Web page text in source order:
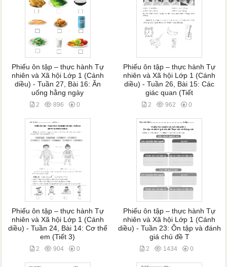
Phiếu ôn tập – thực hành Tự
nhiên và Xã hội Lớp 1 (Cánh
diều) - Tuần 27, Bài 16: Ăn
uống hằng ngày
2 896 0
Phiếu ôn tập – thực hành Tự
nhiên và Xã hội Lớp 1 (Cánh
diều) - Tuần 26, Bài 15: Các
giác quan (Tiết
2 962 0
Phiếu ôn tập – thực hành Tự
nhiên và Xã hội Lớp 1 (Cánh
diều) - Tuần 24, Bài 14: Cơ thể
em (Tiết 3)
2 904 0
Phiếu ôn tập – thực hành Tự
nhiên và Xã hội Lớp 1 (Cánh
diều) - Tuần 23: Ôn tập và đánh
giá chủ đề T
2 1434 0